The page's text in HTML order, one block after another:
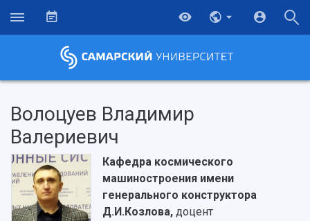
Волоцуев Владимир
Валериевич
Кафедра космического
машиностроения имени
генерального конструктора
Д.И.Козлова,доцент